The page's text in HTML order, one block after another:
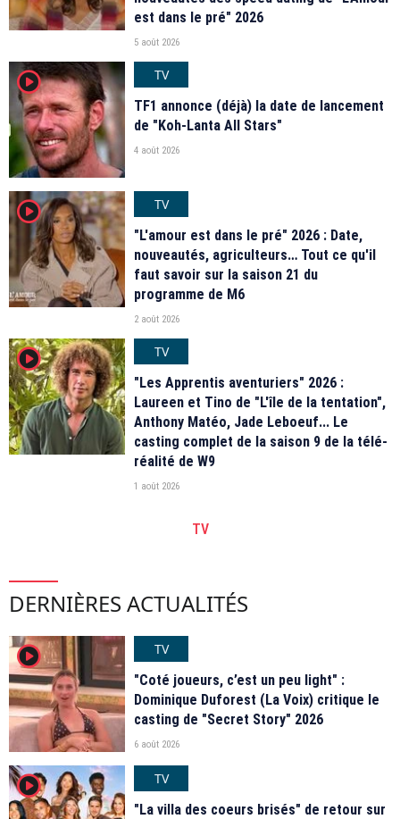
est dans le pré" 2026
5 août 2026
player2
TV
TF1 annonce (déjà) la date de lancement
de "Koh-Lanta All Stars"
4 août 2026
player2
TV
"L'amour est dans le pré" 2026 : Date,
nouveautés, agriculteurs… Tout ce qu'il
faut savoir sur la saison 21 du
programme de M6
2 août 2026
player2
TV
"Les Apprentis aventuriers" 2026 :
Laureen et Tino de "L'île de la tentation",
Anthony Matéo, Jade Leboeuf... Le
casting complet de la saison 9 de la télé-
réalité de W9
1 août 2026
TV
DERNIÈRES ACTUALITÉS
player2
TV
"Coté joueurs, c’est un peu light" :
Dominique Duforest (La Voix) critique le
casting de "Secret Story" 2026
6 août 2026
player2
TV
"La villa des coeurs brisés" de retour sur